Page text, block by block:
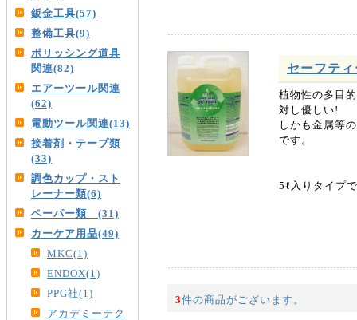
鈑金工具(57)
整備工具(9)
ポリッシング道具
関連(82)
エアーツール関連
(62)
電動ツール関連(13)
接着剤・テープ類
(33)
調色カップ・スト
レーナー類(6)
ペーパー類 (31)
カーケア用品(49)
MKC(1)
ENDOX(1)
PPG社(1)
アカデミーテク
セーフテ
植物性の多目
対し優しい!
しかも金属等
です。
5ℓ入りタイプ
3件の商品がございます。